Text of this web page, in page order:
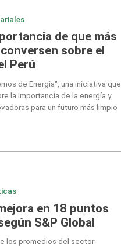
de que más
sobre el
Perú
de Energía", una iniciativa que
la importancia de la energía y
para un futuro más limpio
en 18 puntos
S&P Global
los promedios del sector